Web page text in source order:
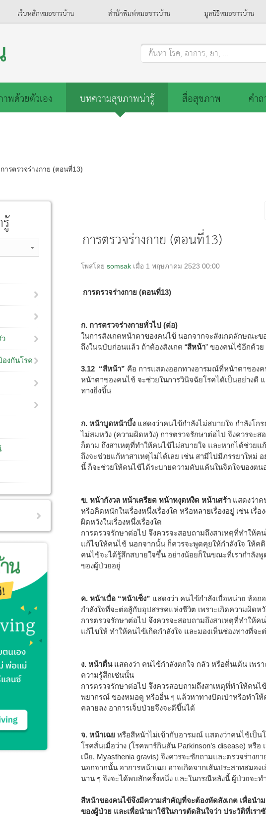
เว็บหลักหมอชาวบ้าน สำนักพิมพ์หมอชาวบ้าน มูลนิธิหมอชาวบ้าน
ค้นหา โรค, อาการ, ยา, ...
พด้วยตัวเอง บทความสุขภาพน่ารู้ สื่อสุขภาพ
คำ
ารตรวจร่างกาย (ตอนที่13)
การตรวจร่างกาย (ตอนที่13)
โพสโดย somsak เมื่อ 1 พฤษภาคม 2523 00:00
การตรวจร่างกาย (ตอนที่13)
ก. การตรวจร่างกายทั่วไป (ต่อ)
ในการสังเกตหน้าตาของคนไข้ นอกจากจะสังเกตลักษณะ
ถึงในฉบับก่อนแล้ว ถ้าต้องสังเกต “สีหน้า” ของคนไข้อีกด้วย
3.12 “สีหน้า” คือ การแสดงออกทางอารมณ์ที่หน้าตาของ
หน้าตาของคนไข้ จะช่วยในการวินิจฉัยโรคได้เป็นอย่างดี
ทางยิ่งขึ้น
ก. หน้าบูดหน้าบึ้ง แสดงว่าคนไข้กำลังไม่สบายใจ กำลังโก
ไม่สมหวัง (ความผิดหวัง) การตรวจรักษาต่อไป จึงควรจะส
ก็ตาม ถึงสาเหตุที่ทำให้คนไข้ไม่สบายใจ และหากได้ช่วยแ
ถึงจะช่วยแก้หาสาเหตุไม่ได้เลย เช่น สามีไปมีภรรยาใหม่
นี้ ก็จะช่วยให้คนไข้ได้ระบายความคับแค้นในจิตใจของต
ข. หน้ากังวล หน้าเครียด หน้าหงุดหงิด หน้าเศร้า แสดงว่าค
หรือคิดหนักในเรื่องหนึ่งเรื่องใด หรือหลายเรื่องอยู่ เช่น เรื่อ
ผิดหวังในเรื่องหนึ่งเรื่องใด
การตรวจรักษาต่อไป จึงควรจะสอบถามถึงสาเหตุที่ทำให้ค
แก้ไขให้คนไข้ นอกจากนั้น ก็ควรจะพูดคุยให้กำลังใจ ให้ค
คนไข้จะได้รู้สึกสบายใจขึ้น อย่างน้อยก็ในขณะที่เรากำลัง
ของผู้ป่วยอยู่
ค. หน้าเบื่อ “หน้าเซ็ง” แสดงว่า คนไข้กำลังเบื่อหน่าย ท้อ
กำลังใจที่จะต่อสู้กับอุปสรรคแห่งชีวิต เพราะเกิดความผิดห
การตรวจรักษาต่อไป จึงควรจะสอบถามถึงสาเหตุที่ทำให้ค
แก้ไขให้ ทำให้คนไข้เกิดกำลังใจ และมองเห็นช่องทางที่จะ
ง. หน้าตื่นแสดงว่า คนไข้กำลังตกใจ กลัว หรือตื่นเต้น เพร
ความรู้สึกเช่นนั้น
การตรวจรักษาต่อไป จึงควรสอบถามถึงสาเหตุที่ทำให้คนไ
พยากรณ์ ของหมอดู หรืออื่น ๆ แล้วหาทางปัดเป่าหรือทำใ
คลายลง อาการเจ็บป่วยจึงจะดีขึ้นได้
จ. หน้าเฉย หรือสีหน้าไม่เข้ากับอารมณ์ แสดงว่าคนไข้เป็น
โรคสั่นเมื่อว่าง (โรคพาร์กินสัน Parkinson’s disease) หรือ
เนีย, Myasthenia gravis) จึงควรจะซักถามและตรวจร่างก
นอกจากนั้น อาการหน้าเฉย อาจเกิดจากเส้นประสาทสมอง
นาน ๆ จึงจะได้พบสักครั้งหนึ่ง และในกรณีหลังนี้ ผู้ป่วยจะ
สีหน้าของคนไข้จึงมีความสำคัญที่จะต้องหัดสังเกต เพื่อนำ
ของผู้ป่วย และเพื่อนำมาใช้ในการตัดสินใจว่า ประวัติที่เร
องกันโรค